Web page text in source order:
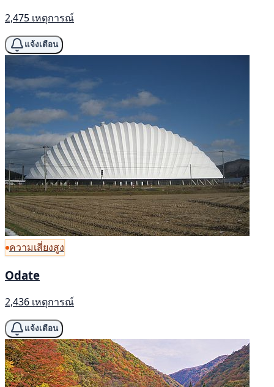
2,475 เหตุการณ์
แจ้งเตือน
ความเสี่ยงสูง
Odate
2,436 เหตุการณ์
แจ้งเตือน